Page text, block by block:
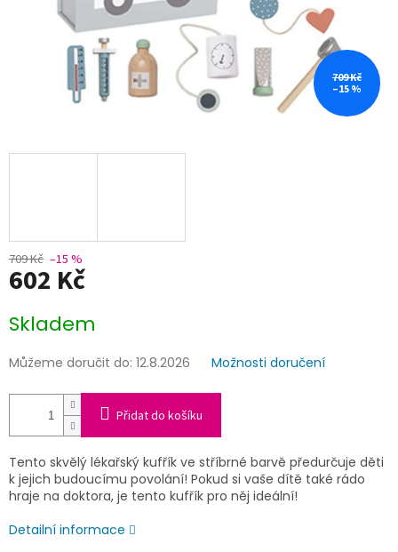
709 Kč
–15 %
709 Kč –15 %
602 Kč
cena:
Skladem
Můžeme doručit do: 12.8.2026 Možnosti doručení
Přidat do košíku
Tento skvělý lékařský kufřík ve stříbrné barvě předurčuje děti
k jejich budoucímu povolání! Pokud si vaše dítě také rádo
hraje na doktora, je tento kufřík pro něj ideální!
Detailní informace